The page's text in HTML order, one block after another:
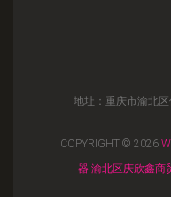
地址：重庆市渝北
COPYRIGHT © 2026
器 渝北区庆欣鑫商